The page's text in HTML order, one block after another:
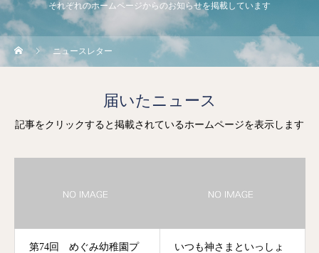
それぞれのホームページからのお知らせを掲載しています
ニュースレター
届いたニュース
記事をクリックすると掲載されているホームページを表示します
第74回 めぐみ幼稚園プ
いつも神さまといっしょ